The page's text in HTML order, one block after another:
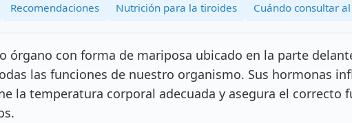
Recomendaciones Nutrición para la tiroides Cuándo consultar
órgano con forma de mariposa ubicado en la parte
las funciones de nuestro organismo. Sus hormonas
la temperatura corporal adecuada y asegura el correcto